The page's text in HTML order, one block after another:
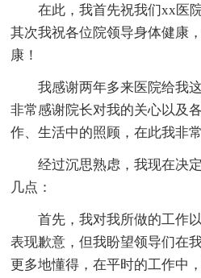
在此，我首先祝我们xx医院
其次我祝各位院领导身体健康
康！
我感谢两年多来医院给我这
非常感谢院长对我的关心以及
作、生活中的照顾，在此我非
经过沉思熟虑，我现在决定
几点：
首先，我对我所做的工作以
表现歉意，但我盼望领导们在
更多地懂得，在平时的工作中